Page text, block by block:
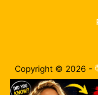
Copyright © 2026 -